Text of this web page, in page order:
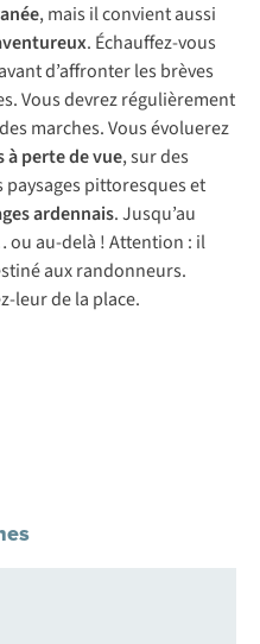
, mais il convient aussi
. Échauffez-vous
d’affronter les brèves
Vous devrez régulièrement
marches. Vous évoluerez
à perte de vue, sur des
pittoresques et
ardennais. Jusqu’au
ou au-delà ! Attention : il
aux randonneurs.
leur de la place.